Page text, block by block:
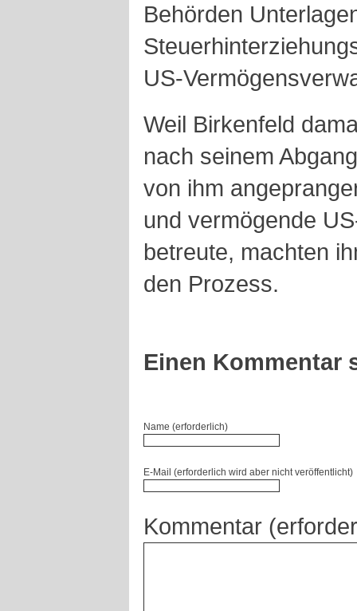
Behörden
US-
Weil Birkenfeld
nach seinem
von ihm
und vermögende
betreute, machten
den Prozess.
Einen Kommentar
Name (erforderlich)
E-Mail (erforderlich wird aber nicht veröffentlicht)
Kommentar